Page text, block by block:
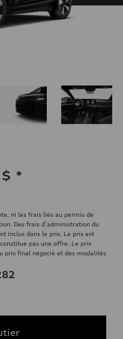
*
ni les frais liés au permis de
Des frais d’administration du
inclus dans le prix. Le prix est
pas une offre. Le prix
prix final négocié et des modalités